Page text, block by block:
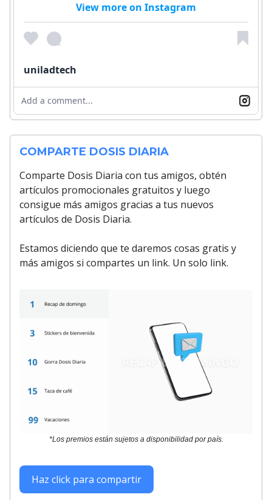
View more on Instagram
uniladtech
Add a comment...
COMPARTE DOSIS DIARIA
Comparte Dosis Diaria con tus amigos, obtén
artículos promocionales gratuitos y luego
consigue más amigos gracias a tus nuevos
artículos de Dosis Diaria.
Estamos diciendo que te daremos cosas gratis y
más amigos si compartes un link. Un solo link.
*Los premios están sujetos a disponibilidad por país.
Haz click para compartir